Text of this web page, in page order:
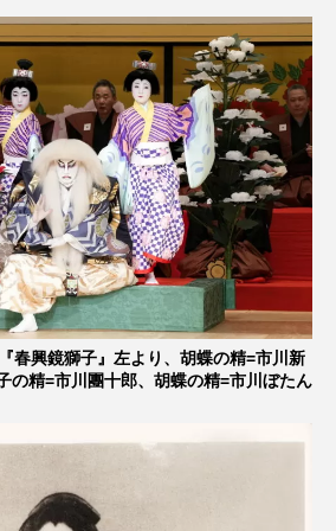
春興鏡獅子』左より、胡蝶の精=市川新
の精=市川團十郎、胡蝶の精=市川ぼたん